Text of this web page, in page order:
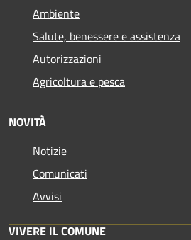
Ambiente
Salute, benessere e assistenza
Autorizzazioni
Agricoltura e pesca
NOVITÀ
Notizie
Comunicati
Avvisi
VIVERE IL COMUNE